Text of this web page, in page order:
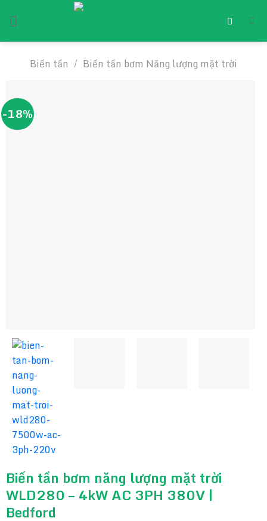
đến
Biến tần / Biến tần bơm Năng lượng mặt trời
-18%
Biến tần bơm năng lượng mặt trời
WLD280 – 4kW AC 3PH 380V |
Bedford